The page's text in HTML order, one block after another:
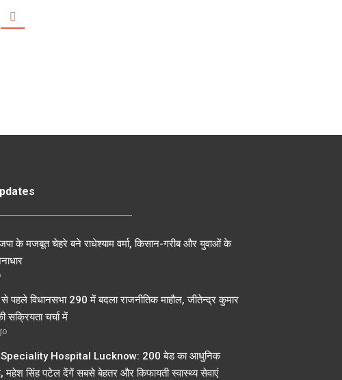
के मजबूत चेहरे बने राधेश्याम वर्मा, किसान-गरीब और युवाओं के
पहले विधानसभा 290 में बदला राजनीतिक माहौल, जीतेन्द्र कुमार
सक्रियता चर्चा में
Hospital Lucknow: 200 बेड का आधुनिक
सिंह पटेल देंगें सबसे बेहतर और किफायती स्वास्थ्य सेवाएं